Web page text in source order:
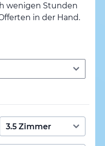
wenigen Stunden
in der Hand.